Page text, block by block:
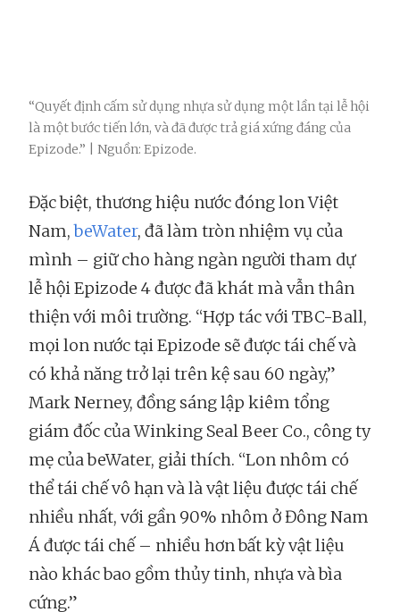
“Quyết định cấm sử dụng nhựa sử dụng một lần tại lễ hội
là một bước tiến lớn, và đã được trả giá xứng đáng của
Epizode.” | Nguồn: Epizode.
Đặc biệt, thương hiệu nước đóng lon Việt
Nam,beWater, đã làm tròn nhiệm vụ của
mình – giữ cho hàng ngàn người tham dự
lễ hội Epizode 4 được đã khát mà vẫn thân
thiện với môi trường. “Hợp tác với TBC-Ball,
mọi lon nước tại Epizode sẽ được tái chế và
có khả năng trở lại trên kệ sau 60 ngày,”
Mark Nerney, đồng sáng lập kiêm tổng
giám đốc của Winking Seal Beer Co., công ty
mẹ của beWater, giải thích. “Lon nhôm có
thể tái chế vô hạn và là vật liệu được tái chế
nhiều nhất, với gần 90% nhôm ở Đông Nam
Á được tái chế – nhiều hơn bất kỳ vật liệu
nào khác bao gồm thủy tinh, nhựa và bìa
cứng.”